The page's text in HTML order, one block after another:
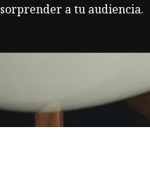
sorprender a tu audiencia.